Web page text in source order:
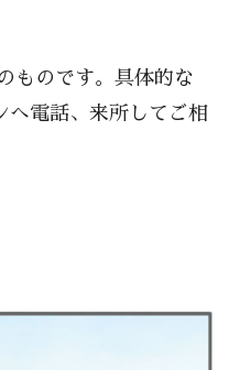
ものです。具体的な
へ電話、来所してご相